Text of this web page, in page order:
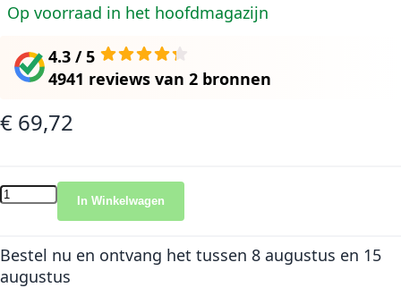
Op voorraad in het hoofdmagazijn
4.3 / 5
4941 reviews van 2 bronnen
€ 69,72
In Winkelwagen
Bestel nu en ontvang het tussen 8 augustus en 15
augustus